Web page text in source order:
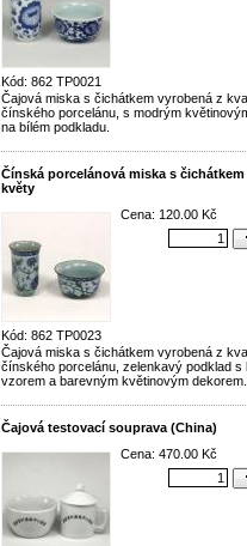
Kód: 862 TP0021
Čajová miska s čichátkem vyrobená z
čínského porcelánu, s modrým
na bílém podkladu.
Čínská porcelánová miska s
květy
Kód: 862 TP0023
Cena: 120.00 Kč
Čajová miska s čichátkem vyrobená z
čínského porcelánu, zelenkavý podklad s
vzorem a barevným květinovým dekorem.
Čajová testovací souprava (China)
Cena: 470.00 Kč